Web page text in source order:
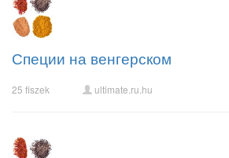
Специи на венгерском
25 fiszek ultimate.ru.hu